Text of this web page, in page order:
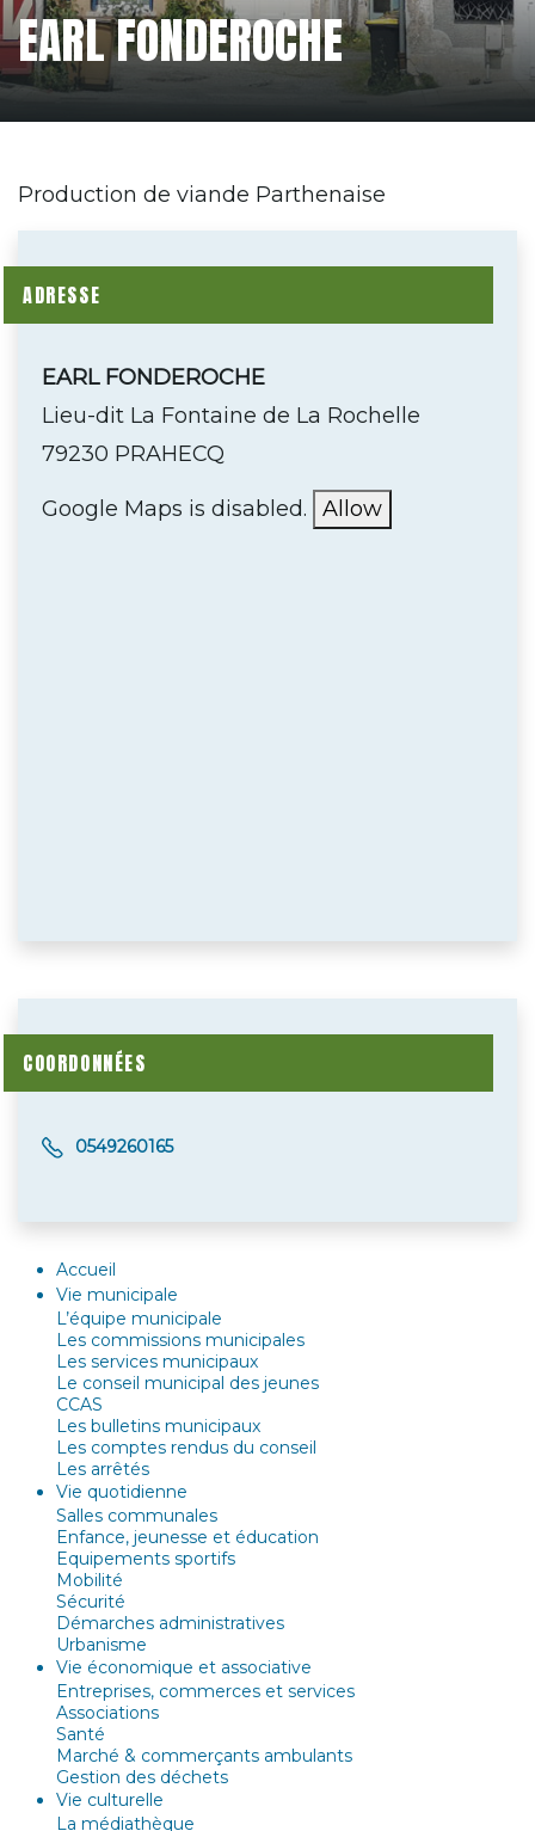
EARL FONDEROCHE
Production de viande Parthenaise
ADRESSE
EARL FONDEROCHE
Lieu-dit La Fontaine de La Rochelle
79230 PRAHECQ
Google Maps is disabled. Allow
COORDONNÉES
0549260165
Accueil
Vie municipale
L’équipe municipale
Les commissions municipales
Les services municipaux
Le conseil municipal des jeunes
CCAS
Les bulletins municipaux
Les comptes rendus du conseil
Les arrêtés
Vie quotidienne
Salles communales
Enfance, jeunesse et éducation
Equipements sportifs
Mobilité
Sécurité
Démarches administratives
Urbanisme
Vie économique et associative
Entreprises, commerces et services
Associations
Santé
Marché & commerçants ambulants
Gestion des déchets
Vie culturelle
La médiathèque